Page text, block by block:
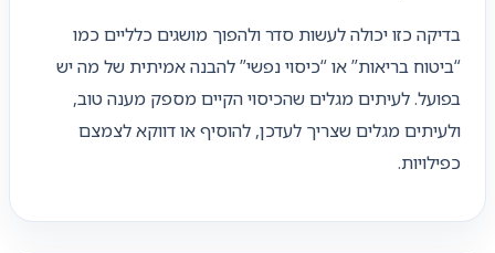
בדיקה כזו יכולה לעשות סדר ולהפוך מושגים כלליים כמו
“ביטוח בריאות” או “כיסוי נפשי” להבנה אמיתית של מה יש
בפועל. לעיתים מגלים שהכיסוי הקיים מספק מענה טוב,
ולעיתים מגלים שצריך לעדכן, להוסיף או דווקא לצמצם
כפילויות.